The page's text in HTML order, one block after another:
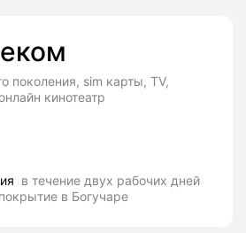
поколения, sim карты, TV,
кинотеатр
в течение двух рабочих дней
покрытие в Богучаре